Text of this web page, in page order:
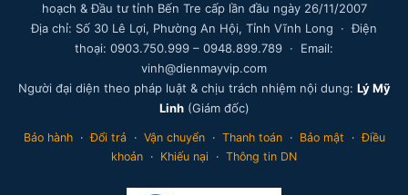
hoạch & Đầu tư tỉnh Bến Tre cấp lần đầu ngày 26/11/2007
Địa chỉ: Số 30 Lê Lợi, Phường An Hội, Tỉnh Vĩnh Long · Điện
thoại: 0903.750.999 – 0948.899.789 · Email:
vinh@dienmayvip.com
Người đại diện theo pháp luật & chịu trách nhiệm nội dung: Lý Mỹ
Linh(Giám đốc)
Bảo hành·Đổi trả · Vận chuyển· Thanh toán· Bảo mật ·Điều
khoản · Khiếu nại · Thông tin DN